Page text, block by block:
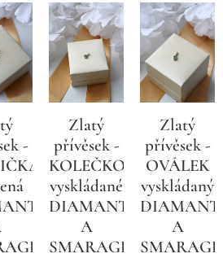
-
Zlatý
přívěsek -
KOLEČKO
vyskládané
DIAMANTY
A
SMARAGDEM
Zlatý
přívěsek -
OVÁLEK
vyskládaný
A